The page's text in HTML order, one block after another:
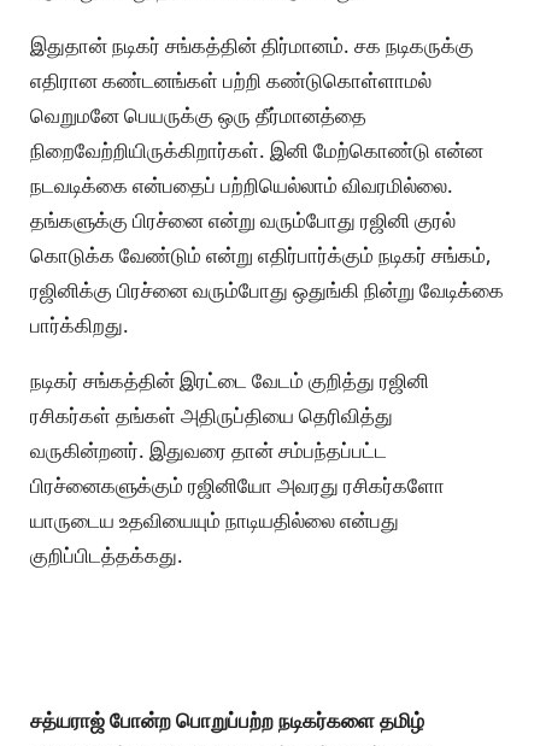
இதுதான் நடிகர் சங்கத்தின் திர்மானம். சக நடிகருக்கு
எதிரான கண்டனங்கள் பற்றி கண்டுகொள்ளாமல்
வெறுமனே பெயருக்கு ஒரு தீர்மானத்தை
நிறைவேற்றியிருக்கிறார்கள். இனி மேற்கொண்டு என்ன
நடவடிக்கை என்பதைப் பற்றியெல்லாம் விவரமில்லை.
தங்களுக்கு பிரச்னை என்று வரும்போது ரஜினி குரல்
கொடுக்க வேண்டும் என்று எதிர்பார்க்கும் நடிகர் சங்கம்,
ரஜினிக்கு பிரச்னை வரும்போது ஒதுங்கி நின்று வேடிக்கை
பார்க்கிறது.
நடிகர் சங்கத்தின் இரட்டை வேடம் குறித்து ரஜினி
ரசிகர்கள் தங்கள் அதிருப்தியை தெரிவித்து
வருகின்றனர். இதுவரை தான் சம்பந்தப்பட்ட
பிரச்னைகளுக்கும் ரஜினியோ அவரது ரசிகர்களோ
யாருடைய உதவியையும் நாடியதில்லை என்பது
குறிப்பிடத்தக்கது.
சத்யராஜ் போன்ற பொறுப்பற்ற நடிகர்களை தமிழ்